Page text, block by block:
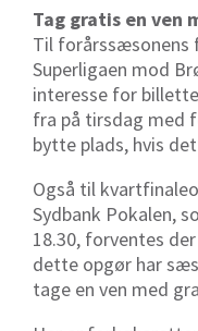
Tag gratis en ven
Til forårssæsonens
Superligaen mod
interesse for
fra på tirsdag med
bytte plads, hvis
Også til
Sydbank Pokalen,
18.30, forventes
dette opgør har
tage en ven med